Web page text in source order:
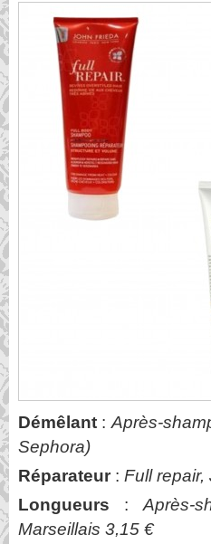
Démêlant : Après-
Sephora)
Réparateur : Full repair,
Longueurs :Après-
Marseillais 3,15 €